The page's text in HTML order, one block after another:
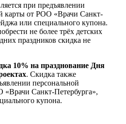
при предъявлении
карты от РОО «Врачи Санкт-
или специального купона.
не более трёх детских
праздников скидка не
10% на празднование Дня
. Скидка также
персональной
«Врачи Санкт-Петербурга»,
купона.